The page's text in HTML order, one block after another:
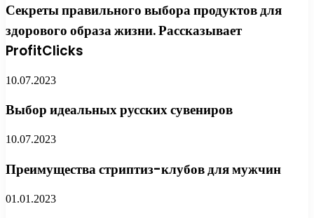
Секреты правильного выбора продуктов для
здорового образа жизни. Рассказывает
ProfitClicks
10.07.2023
Выбор идеальных русских сувениров
10.07.2023
Преимущества стриптиз-клубов для мужчин
01.01.2023